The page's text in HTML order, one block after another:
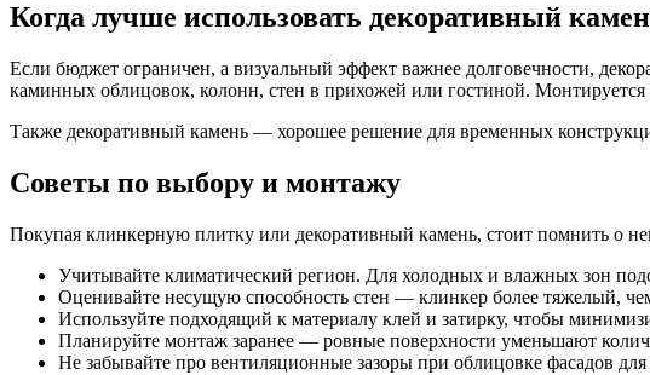
Когда лучше использовать декоративный
Если бюджет ограничен, а визуальный эффект важнее долговечности,
каминных облицовок, колонн, стен в прихожей или гостиной. Монтируется
Также декоративный камень — хорошее решение для временных
Советы по выбору и монтажу
Покупая клинкерную плитку или декоративный камень, стоит помнить о
Учитывайте климатический регион. Для холодных и влажных зон
Оценивайте несущую способность стен — клинкер более тяжелый,
Используйте подходящий к материалу клей и затирку, чтобы
Планируйте монтаж заранее — ровные поверхности уменьшают
Не забывайте про вентиляционные зазоры при облицовке фасадов